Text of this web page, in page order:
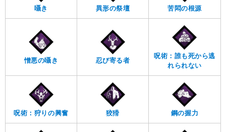
囁き 異形の祭壇 苦悶の根源
憎悪の囁き 忍び寄る者
呪術：誰も死から逃
れられない
呪術：狩りの興奮 狡猾 鋼の握力